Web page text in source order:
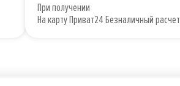
При получении
На карту Приват24 Безналичный расчет